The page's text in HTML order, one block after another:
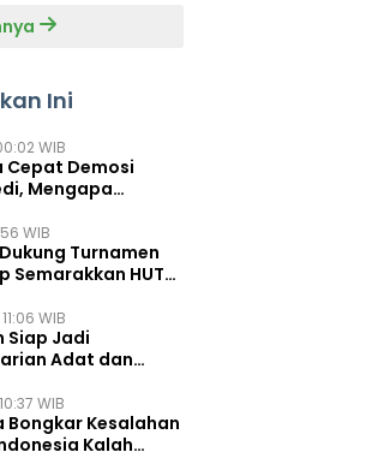
Ini
WIB
Cepat Demosi
Mengapa
WIB
Turnamen
Semarakkan HUT
WIB
Siap Jadi
Adat dan
WIB
Bongkar Kesalahan
Kalah